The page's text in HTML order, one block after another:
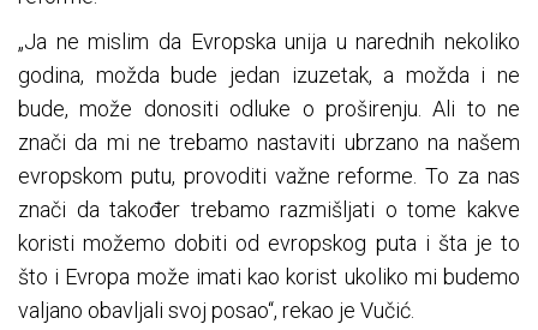
„Ja ne mislim da Evropska unija u narednih nekoliko
godina, možda bude jedan izuzetak, a možda i ne
bude, može donositi odluke o proširenju. Ali to ne
znači da mi ne trebamo nastaviti ubrzano na našem
evropskom putu, provoditi važne reforme. To za nas
znači da također trebamo razmišljati o tome kakve
koristi možemo dobiti od evropskog puta i šta je to
što i Evropa može imati kao korist ukoliko mi budemo
valjano obavljali svoj posao“, rekao je Vučić.